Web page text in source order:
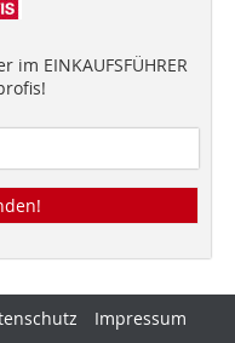
EINKAUFSFÜHRER
Impressum